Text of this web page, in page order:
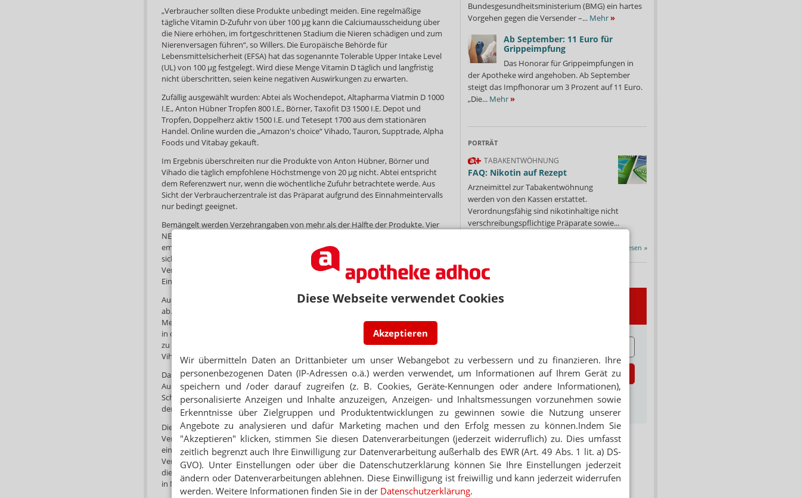
Diese Webseite verwendet Cookies
Akzeptieren
Wir übermitteln Daten an Drittanbieter um unser Webangebot zu verbessern und zu finanzieren. Ihre
personenbezogenen Daten (IP-Adressen o.ä.) werden verwendet, um Informationen auf Ihrem Gerät zu
speichern und /oder darauf zugreifen (z. B. Cookies, Geräte-Kennungen oder andere Informationen),
personalisierte Anzeigen und Inhalte anzuzeigen, Anzeigen- und Inhaltsmessungen vorzunehmen sowie
Erkenntnisse über Zielgruppen und Produktentwicklungen zu gewinnen sowie die Nutzung unserer
Angebote zu analysieren und dafür Marketing machen und den Erfolg messen zu können.Indem Sie
"Akzeptieren" klicken, stimmen Sie diesen Datenverarbeitungen (jederzeit widerruflich) zu. Dies umfasst
zeitlich begrenzt auch Ihre Einwilligung zur Datenverarbeitung außerhalb des EWR (Art. 49 Abs. 1 lit. a) DS-
GVO). Unter Einstellungen oder über die Datenschutzerklärung können Sie Ihre Einstellungen jederzeit
ändern oder Datenverarbeitungen ablehnen. Diese Einwilligung ist freiwillig und kann jederzeit widerrufen
werden. Weitere Informationen finden Sie in der Datenschutzerklärung.
„Verbraucher sollten diese Produkte unbedingt meiden. Eine regelmäßige
tägliche Vitamin D-Zufuhr von über 100 µg kann die Calciumausscheidung über
die Niere erhöhen, im fortgeschrittenen Stadium die Nieren schädigen und zum
Nierenversagen führen“, so Willers. Die Europäische Behörde für
Lebensmittelsicherheit (EFSA) hat das sogenannte Tolerable Upper Intake Level
(UL) von 100 µg festgelegt. Wird diese Menge Vitamin D täglich und langfristig
nicht überschritten, seien keine negativen Auswirkungen zu erwarten.
Zufällig ausgewählt wurden: Abtei als Wochendepot, Altapharma Viatmin D 1000
I.E., Anton Hübner Tropfen 800 I.E., Börner, Taxofit D3 1500 I.E. Depot und
Tropfen, Doppelherz aktiv 1500 I.E. und Tetesept 1700 aus dem stationären
Handel. Online wurden die „Amazon's choice“ Vihado, Tauron, Supptrade, Alpha
Foods und Vitabay gekauft.
Im Ergebnis überschreiten nur die Produkte von Anton Hübner, Börner und
Vihado die täglich empfohlene Höchstmenge von 20 µg nicht. Abtei entspricht
dem Referenzwert nur, wenn die wöchentliche Zufuhr betrachtete werde. Aus
Sicht der Verbraucherzentrale ist das Präparat aufgrund des Einnahmeintervalls
nur bedingt geeignet.
Bemängelt werden Verzehrangaben von mehr als der Hälfte der Produkte. Vier
NEM seien missverständlich und unzureichend deklariert. Alpha Foods
empfiehlt, eine Kapsel bei Bedarf zu schlucken, Supptrade und Vitabay sprechen
sich für eine Einnahme am 20. und 50. Tag aus. „Praxisfremd“, urteilt die
Verbraucherzentrale. Zudem verleite der Hinweis zu einer willkürlichen
Einnahme. „Nicht geeignet“, lautet daher das Testurteil.
Auch die Taxofit-Produkte aus dem Hause Klosterfrau schneiden nicht besser
ab. Die Einnahmeempfehlung für die Tropfen laute: „Gewünschte tägliche
Menge“ zwischen drei bis fünf Tropfen. Dies setze voraus, „dass der Verbraucher
in der Lage ist, die angemessene Dosis und den individuellen bedarf beurteilen
zu können“, schreibt die Verbraucherzentrale. Die Internetprodukte (außer
Vihado) fallen besonders negativ auf.
Das Fazit: Eine Substitution von Vitamin D ist in den meisten Fällen nicht nötig.
Auch wenn es sich bei der Höchstmengenempfehlung von BfR nur um einen
Schätzwert handele und keine gesetzliche Vorschrift, trage dieser zum Schutz
der Gesundheit der Verbraucher bei. „Viel hilft nicht viel!“
Die Verbraucherzentrale fordert die Hersteller auf, im Sinne des
Verbraucherschutzes die Empfehlungen des BfR und der Fachgesellschaften
einzuhalten. Packungsgrößen sollten sinnvoll gestaltet und
Verzehrempfehlungen unmissverständlich formuliert werden. Außerdem wird
die Politik aufgefordert nationale Höchstmengen für Vitamine und Mineralstoffe
in NEM festzulegen.
Bundesgesundheitsministerium (BMG) ein hartes
Vorgehen gegen die Versender –... Mehr»
Ab September: 11 Euro für
Grippeimpfung
Das Honorar für Grippeimpfungen in
der Apotheke wird angehoben. Ab September
steigt das Impfhonorar um 3 Prozent auf 11 Euro.
„Die... Mehr»
PORTRÄT
TABAKENTWÖHNUNG
FAQ: Nikotin auf Rezept
Arzneimittel zur Tabakentwöhnung
werden von den Kassen erstattet.
Verordnungsfähig sind nikotinhaltige nicht
verschreibungspflichtige Präparate sowie...
Alle Porträts lesen »
Jetzt abonnieren
Hinweis zum Newsletter &
Datenschutz